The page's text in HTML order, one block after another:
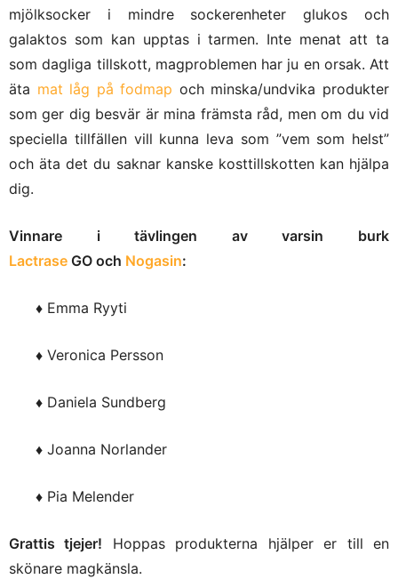
mjölksocker i mindre sockerenheter glukos och
galaktos som kan upptas i tarmen. Inte menat att ta
som dagliga tillskott, magproblemen har ju en orsak. Att
äta mat låg på fodmap och minska/undvika produkter
som ger dig besvär är mina främsta råd, men om du vid
speciella tillfällen vill kunna leva som ”vem som helst”
och äta det du saknar kanske kosttillskotten kan hjälpa
dig.
Vinnare i tävlingen av varsin burk
Lactrase GO och Nogasin:
♦ Emma Ryyti
♦ Veronica Persson
♦ Daniela Sundberg
♦ Joanna Norlander
♦ Pia Melender
Grattis tjejer! Hoppas produkterna hjälper er till en
skönare magkänsla.